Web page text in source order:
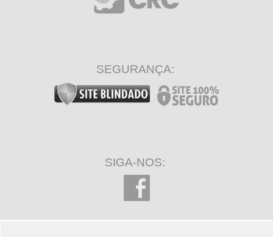
SEGURANÇA:
SIGA-NOS: